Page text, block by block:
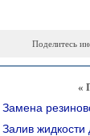
Поделитесь
«
Замена
Залив